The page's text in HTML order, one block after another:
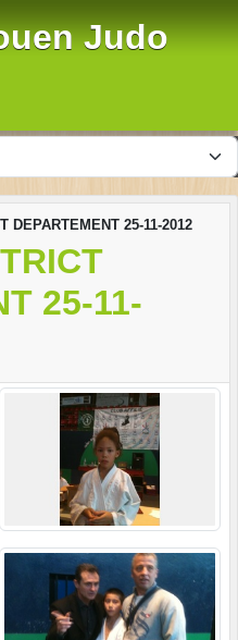
Judo
DEPARTEMENT 25-11-2012
25-11-